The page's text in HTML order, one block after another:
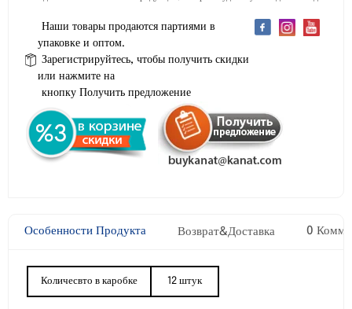
Наши товары продаются партиями в
упаковке и оптом.
Зарегистрируйтесь, чтобы получить скидки
или нажмите на
кнопку Получить предложение
Особенности Продукта Возврат&Доставка 0
Количесвто в каробке 12 штук